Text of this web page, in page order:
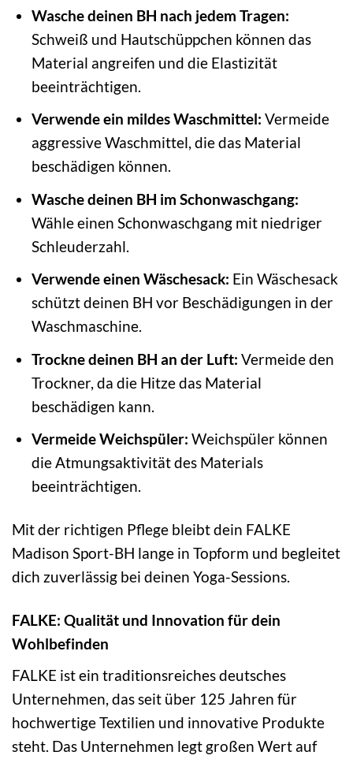
Wasche deinen BH nach jedem Tragen:
Schweiß und Hautschüppchen können das
Material angreifen und die Elastizität
beeinträchtigen.
Verwende ein mildes Waschmittel: Vermeide
aggressive Waschmittel, die das Material
beschädigen können.
Wasche deinen BH im Schonwaschgang:
Wähle einen Schonwaschgang mit niedriger
Schleuderzahl.
Verwende einen Wäschesack: Ein Wäschesack
schützt deinen BH vor Beschädigungen in der
Waschmaschine.
Trockne deinen BH an der Luft: Vermeide den
Trockner, da die Hitze das Material
beschädigen kann.
Vermeide Weichspüler: Weichspüler können
die Atmungsaktivität des Materials
beeinträchtigen.
Mit der richtigen Pflege bleibt dein FALKE
Madison Sport-BH lange in Topform und begleitet
dich zuverlässig bei deinen Yoga-Sessions.
FALKE: Qualität und Innovation für dein
Wohlbefinden
FALKE ist ein traditionsreiches deutsches
Unternehmen, das seit über 125 Jahren für
hochwertige Textilien und innovative Produkte
steht. Das Unternehmen legt großen Wert auf